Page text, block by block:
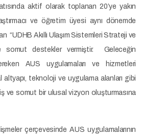
aktif olarak toplanan 20’ye yakın
ve öğretim üyesi aynı dönemde
“UDHB Akıllı Ulaşım Sistemleri Strateji ve
somut destekler vermiştir. Geleceğin
AUS uygulamaları ve hizmetleri
teknoloji ve uygulama alanları gibi
ve somut bir ulusal vizyon oluşturmasına
çerçevesinde AUS uygulamalarının